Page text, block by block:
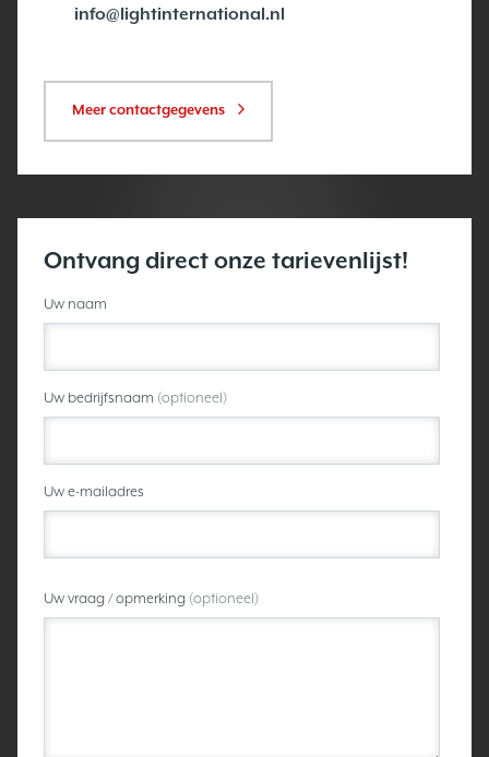
info@lightinternational.nl
Meer contactgegevens
Ontvang direct onze tarievenlijst!
Uw naam
Uw bedrijfsnaam (optioneel)
Uw e-mailadres
Uw vraag / opmerking (optioneel)